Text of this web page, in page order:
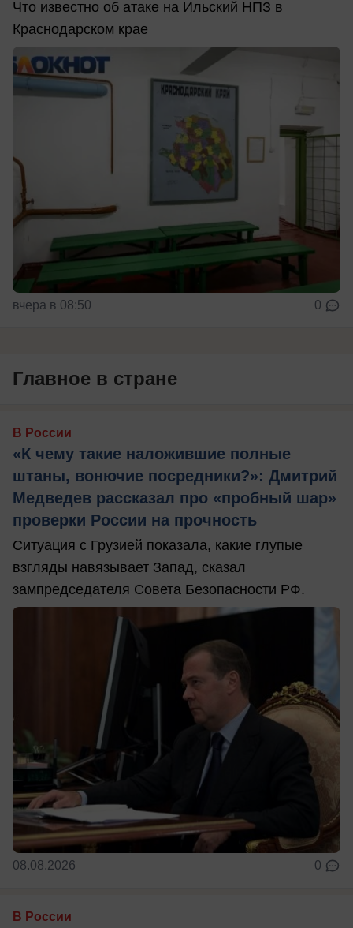
Что известно об атаке на Ильский НПЗ в
Краснодарском крае
вчера в 08:50 0
Главное в стране
В России
«К чему такие наложившие полные
штаны, вонючие посредники?»: Дмитрий
Медведев рассказал про «пробный шар»
проверки России на прочность
Ситуация с Грузией показала, какие глупые
взгляды навязывает Запад, сказал
зампредседателя Совета Безопасности РФ.
08.08.2026 0
В России